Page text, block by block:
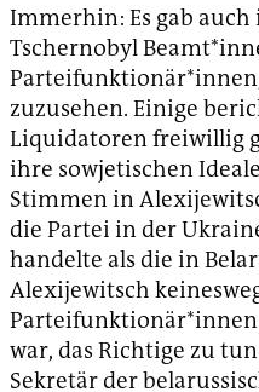
Immerhin: Es gab
Tschernobyl
zuzusehen. Einige
Liquidatoren freiwillig
ihre sowjetischen
Stimmen in
die Partei in der
handelte als die in
Alexijewitsch
war, das Richtige zu
Sekretär der